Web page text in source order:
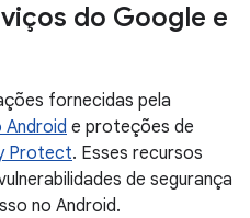
do Google e
fornecidas pela
e proteções de
Protect. Esses recursos
de segurança
no Android.